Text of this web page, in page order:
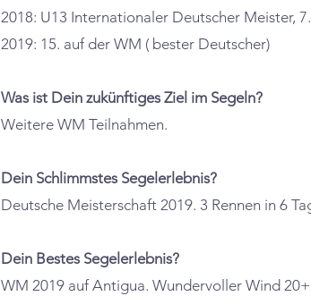
2018: U13 Internationaler Deutscher Meister,
2019: 15. auf der WM ( bester Deutscher)
Was ist Dein zukünftiges Ziel im Segeln?
Weitere WM Teilnahmen.
Dein Schlimmstes Segelerlebnis?
Deutsche Meisterschaft 2019. 3 Rennen in 6
Dein Bestes Segelerlebnis?
WM 2019 auf Antigua. Wundervoller Wind